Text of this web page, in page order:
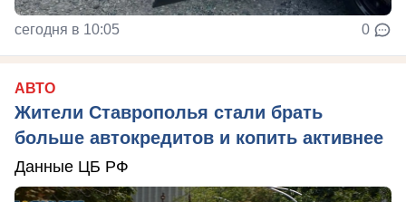
сегодня в 10:05 0
АВТО
Жители Ставрополья стали брать
больше автокредитов и копить активнее
Данные ЦБ РФ